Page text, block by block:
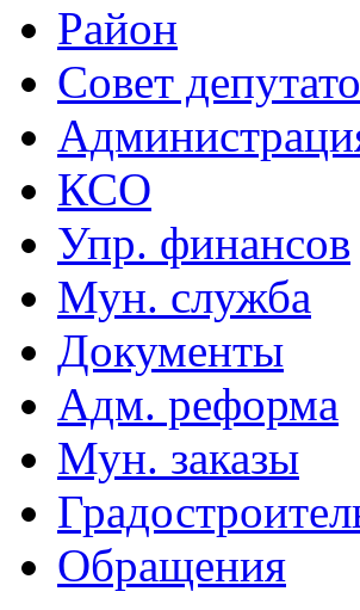
Район
Совет
КСО
Упр. финансов
Мун. служба
Документы
Адм. реформа
Мун. заказы
Обращения